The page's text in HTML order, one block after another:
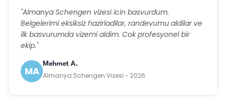
"Almanya Schengen vizesi icin basvurdum.
Belgelerimi eksiksiz hazirladilar, randevumu aldilar ve
ilk basvurumda vizemi aldim. Cok profesyonel bir
ekip."
MA
Mehmet A.
Almanya Schengen Vizesi - 2026